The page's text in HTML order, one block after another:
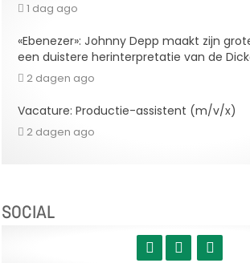
1 dag ago
«Ebenezer»: Johnny Depp maakt zijn
een duistere herinterpretatie van de
2 dagen ago
Vacature: Productie-assistent (m/v/x)
2 dagen ago
SOCIAL